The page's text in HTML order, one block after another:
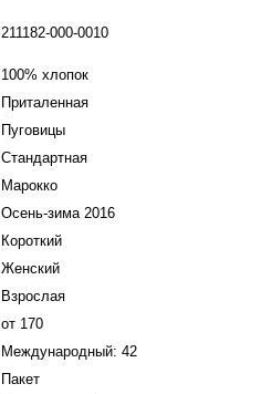
211182-000-0010
100% хлопок
Приталенная
Пуговицы
Стандартная
Марокко
Осень-зима 2016
Короткий
Женский
Взрослая
от 170
Международный: 42
Пакет